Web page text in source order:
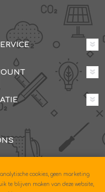
cookies, geen marketing
te blijven maken van deze website,